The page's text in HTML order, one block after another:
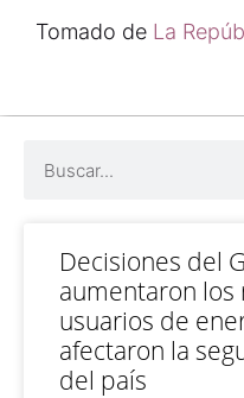
Tomado de La
Decisiones del
aumentaron los
usuarios de
afectaron la
del país